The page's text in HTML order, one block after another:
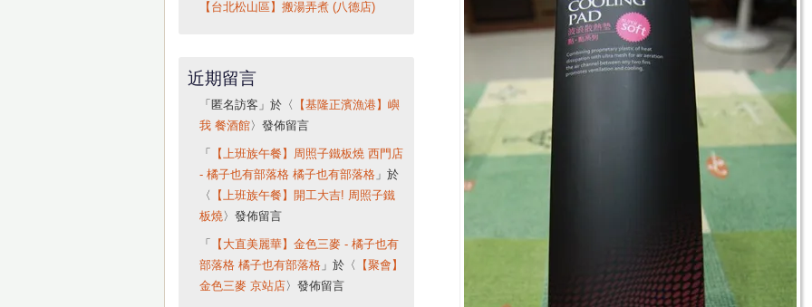
【台北松山區】搬湯弄煮 (八德店)
近期留言
「 匿名訪客 」於〈
【基隆正濱漁港】嶼
我 餐酒館〉發佈留言
「
【上班族午餐】周照子鐵板燒 西門店
- 橘子也有部落格 橘子也有部落格」於
〈
【上班族午餐】開工大吉! 周照子鐵
板燒〉發佈留言
「
【大直美麗華】金色三麥 - 橘子也有
部落格 橘子也有部落格」於〈
【聚會】
金色三麥 京站店 〉發佈留言